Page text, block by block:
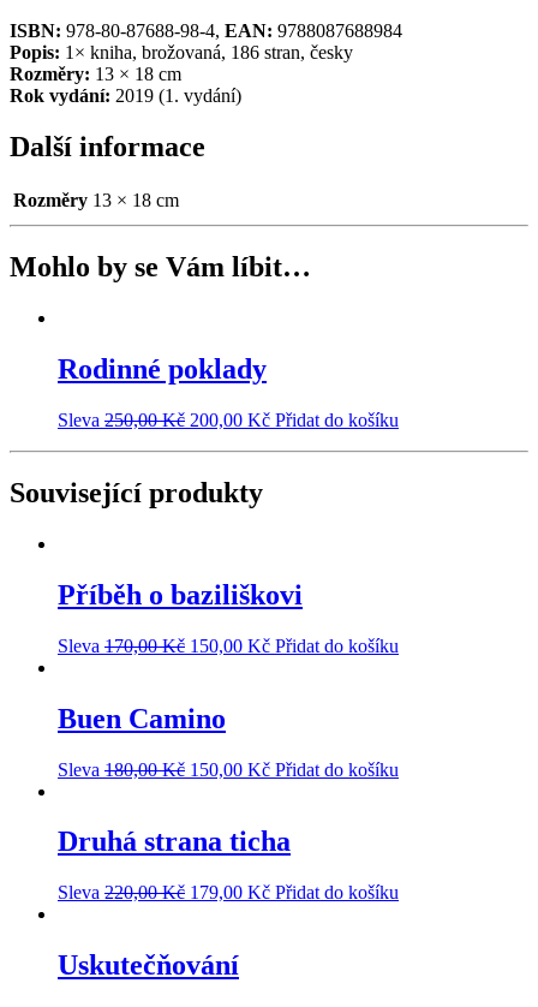
ISBN: 978-80-87688-98-4, EAN: 9788087688984
Popis: 1× kniha, brožovaná, 186 stran, česky
Rozměry: 13 × 18 cm
Rok vydání: 2019 (1. vydání)
Další informace
Rozměry 13 × 18 cm
Mohlo by se Vám líbit…
Rodinné poklady
Sleva 250,00Kč 200,00 Kč Přidat do košíku
Související produkty
Příběh o baziliškovi
Sleva 170,00Kč 150,00 Kč Přidat do košíku
Buen Camino
Sleva 180,00Kč 150,00 Kč Přidat do košíku
Druhá strana ticha
Sleva 220,00Kč 179,00 Kč Přidat do košíku
Uskutečňování